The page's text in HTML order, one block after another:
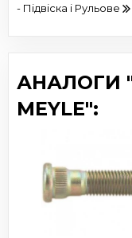
- Підвіска і Рульове
АНАЛОГИ
MEYLE":